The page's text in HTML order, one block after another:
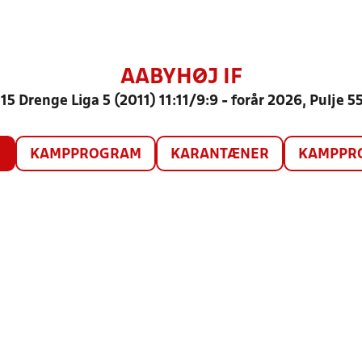
AABYHØJ IF
Drenge Liga 5 (2011) 11:11/9:9 - forår 2026, Pulje
KAMPPROGRAM KARANTÆNER